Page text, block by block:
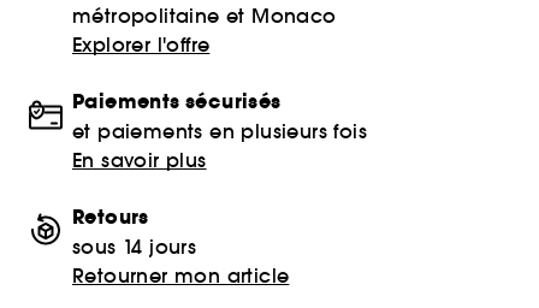
métropolitaine et Monaco
Explorer l'offre
Paiements sécurisés
et paiements en plusieurs fois
En savoir plus
Retours
sous 14 jours
Retourner mon article